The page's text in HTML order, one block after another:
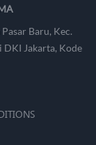
Baru, Kec.
DKI Jakarta, Kode